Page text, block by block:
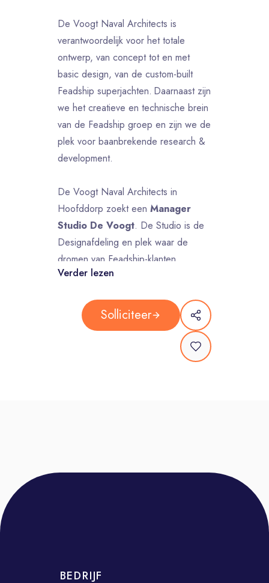
De Voogt Naval Architects is
verantwoordelijk voor het totale
ontwerp, van concept tot en met
basic design, van de custom-built
Feadship superjachten. Daarnaast zijn
we het creatieve en technische brein
van de Feadship groep en zijn we de
plek voor baanbrekende research &
development.
De Voogt Naval Architects in
Hoofddorp zoekt een Manager
Studio De Voogt. De Studio is de
Designafdeling en plek waar de
dromen van Feadship-klanten
werkelijkheid worden. Dit is een
techniek op het hoogste niveau.
Kom jij aan boord bij Feadship,
in deze sleutelrol binnen de
verantwoordelijk voor de aansturing,
Verder lezen
Solliciteer
BEDRIJF